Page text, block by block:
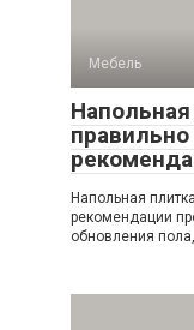
Мебель
Напольная
рекомендации
обновления пола,